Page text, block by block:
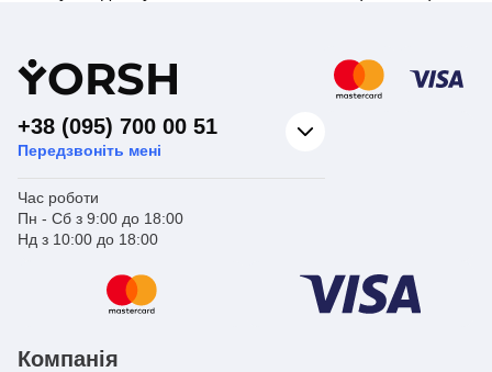
YORSH
+38 (095) 700 00 51
Передзвоніть мені
Час роботи
Пн - Сб з 9:00 до 18:00
Нд з 10:00 до 18:00
Компанія